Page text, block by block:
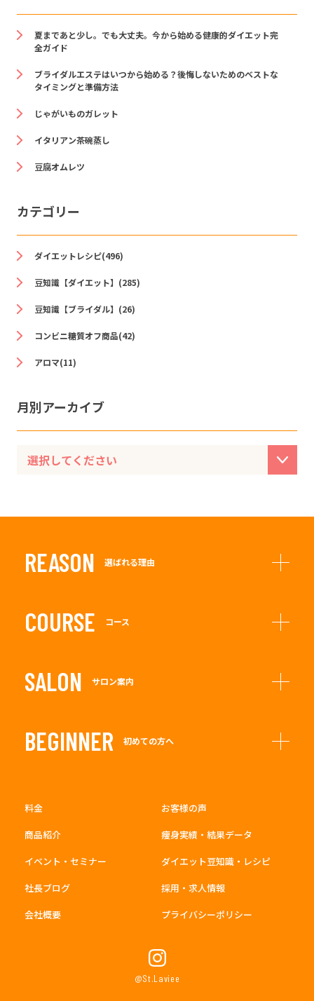
夏まであと少し。でも大丈夫。今から始める健康的ダイエット完
全ガイド
ブライダルエステはいつから始める？後悔しないためのベストな
タイミングと準備方法
じゃがいものガレット
イタリアン茶碗蒸し
豆腐オムレツ
カテゴリー
ダイエットレシピ(496)
豆知識【ダイエット】(285)
豆知識【ブライダル】(26)
コンビニ糖質オフ商品(42)
アロマ(11)
月別アーカイブ
REASON 選ばれる理由
COURSE コース
SALON サロン案内
BEGINNER 初めての方へ
料金
お客様の声
商品紹介
痩身実績・結果データ
イベント・セミナー
ダイエット豆知識・レシピ
社長ブログ
採用・求人情報
会社概要
プライバシーポリシー
@St.Laviee